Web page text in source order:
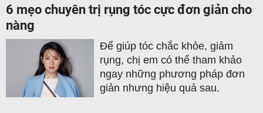
6 mẹo chuyên trị rụng tóc cực đơn giản cho
nàng
Để giúp tóc chắc khỏe, giảm
rụng, chị em có thể tham khảo
ngay những phương pháp đơn
giản nhưng hiệu quả sau.